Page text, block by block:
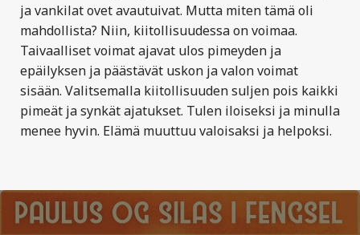
ja vankilat ovet avautuivat. Mutta miten tämä oli
mahdollista? Niin, kiitollisuudessa on voimaa.
Taivaalliset voimat ajavat ulos pimeyden ja
epäilyksen ja päästävät uskon ja valon voimat
sisään. Valitsemalla kiitollisuuden suljen pois kaikki
pimeät ja synkät ajatukset. Tulen iloiseksi ja minulla
menee hyvin. Elämä muuttuu valoisaksi ja helpoksi.